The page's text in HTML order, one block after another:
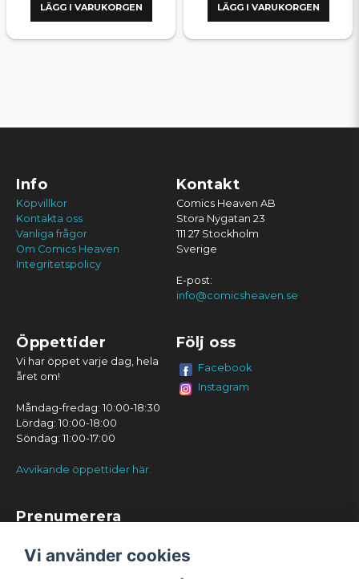
LÄGG I VARUKORGEN LÄGG I VARUKORGEN
Info
Köpvillkor
Kontakta oss
Vanliga frågor
Om Comics Heaven
Integritetspolicy
Kontakt
Comics Heaven AB
Stora Nygatan 23
111 27 Stockholm
Sverige
E-post:
info@comicsheaven.se
Öppettider
Vi har öppet varje dag, hela
året om!
Måndag-fredag: 10:00-18:30
Lördag: 10:00-18:00
Söndag: 11:00-17:00
Avvikande öppettider här.
Följ oss
Facebook
Instagram
Prenumerera
Vi använder cookies